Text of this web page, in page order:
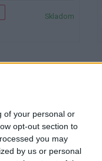
of your personal or
opt-out section to
you may
by us or personal
Skladom
ovocie 65l.